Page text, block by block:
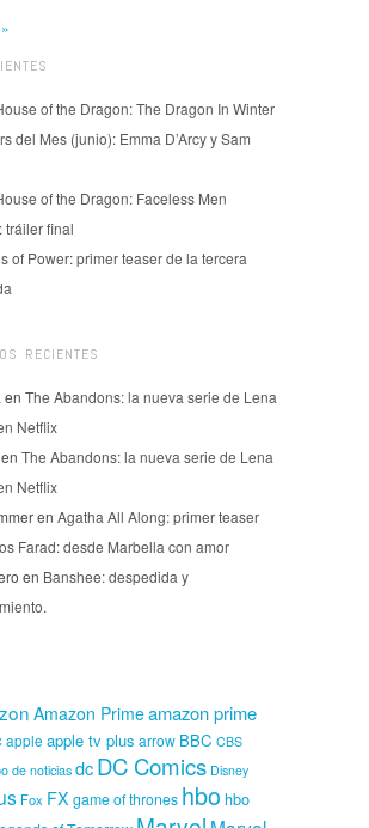
of the Dragon: The Dragon In Winter
del Mes (junio): Emma D’Arcy y Sam
of the Dragon: Faceless Men
tráiler final
of Power: primer teaser de la tercera
RECIENTES
en The Abandons: la nueva serie de Lena
Netflix
en The Abandons: la nueva serie de Lena
Netflix
en Agatha All Along: primer teaser
Farad: desde Marbella con amor
en Banshee: despedida y
Amazon Primeamazon prime
apple apple tv plus arrow BBC CBS
de noticias dcDC Comics Disney
Fox FX game of thrones hbo hbo